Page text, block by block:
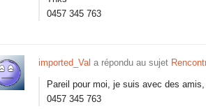
0457 345 763
imported_Val a répondu au sujet
Pareil pour moi, je suis avec des
0457 345 763